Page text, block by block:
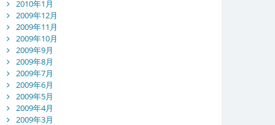
2010年1月
2009年12月
2009年11月
2009年10月
2009年9月
2009年8月
2009年7月
2009年6月
2009年5月
2009年4月
2009年3月